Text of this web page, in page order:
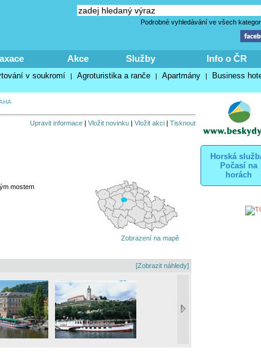
Podrobné vyhledávání ve všech
Akce Služby Info o ČR
v soukromí | Agroturistika a ranče | Apartmány | Business
Upravit informace| Vložit novinku| Vložit akci| Tisknout
mostem
Zobrazení na mapě
[Zobrazit náhledy]
Horská
Počasí na
horách